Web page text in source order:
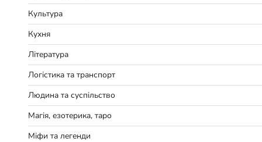
Культура
Кухня
Література
Логістика та транспорт
Людина та суспільство
Магія, езотерика, таро
Міфи та легенди